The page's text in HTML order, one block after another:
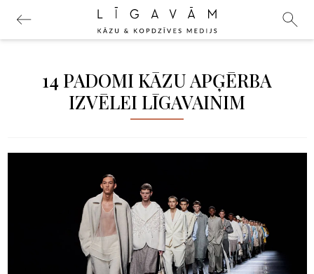
14 PADOMI KĀZU APĢĒRBA
IZVĒLEI LĪGAVAINIM